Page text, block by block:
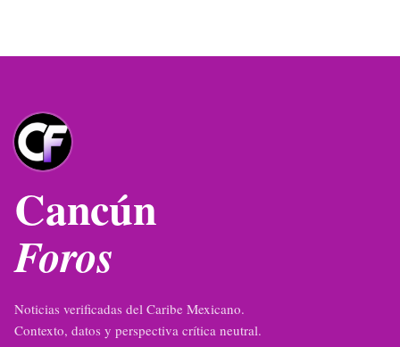
Cancún
Foros
Noticias verificadas del Caribe Mexicano.
Contexto, datos y perspectiva crítica neutral.